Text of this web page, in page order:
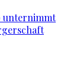
unternimmt